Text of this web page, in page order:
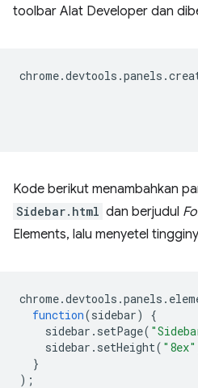
toolbar Alat Developer dan
chrome.devtools .panels .
Kode berikut menambahkan
Sidebar.html dan berjudul
Elements, lalu menyetel
chrome.devtools .panels .
function(sidebar)
{
sidebar . setPage(
sidebar . setHeight( "8ex"
}
);